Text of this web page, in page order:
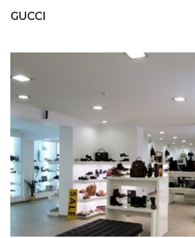
GUCCI